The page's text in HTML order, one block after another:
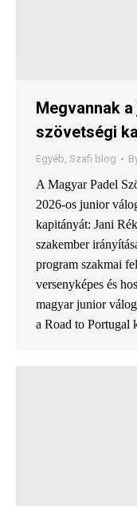
Megvannak
szövetségi
Egyéb, Szafi blog
A Magyar Padel
2026-os junior
kapitányát: Jani
szakember
program szakmai
versenyképes és
magyar junior
a Road to Portugal